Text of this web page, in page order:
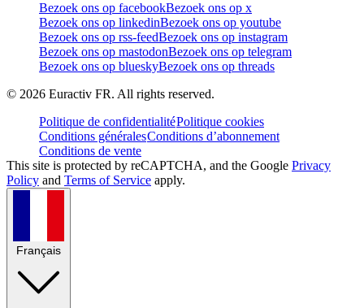
Bezoek ons op facebookBezoek ons op x
Bezoek ons op linkedinBezoek ons op youtube
Bezoek ons op rss-feedBezoek ons op instagram
Bezoek ons op mastodonBezoek ons op telegram
Bezoek ons op blueskyBezoek ons op threads
© 2026 Euractiv FR. All rights reserved.
Politique de confidentialitéPolitique cookies
Conditions généralesConditions d’abonnement
Conditions de vente
This site is protected by reCAPTCHA, and the Google Privacy
Policy and Terms of Service apply.
Français